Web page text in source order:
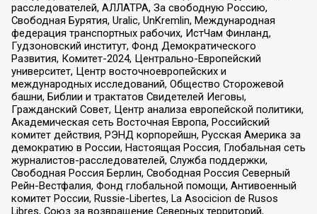
расследователей, АЛЛАТРА, За свободную Россию,
Свободная Бурятия, Uralic, UnKremlin, Международная
федерация транспортных рабочих, ИстЧам Финланд,
Гудзоновский институт, Фонд Демократического
Развития, Комитет-2024, Центрально-Европейский
университет, Центр восточноевропейских и
международных исследований, Общество Сторожевой
башни, Библии и трактатов Свидетелей Иеговы,
Гражданский Совет, Центр анализа европейской политики,
Академическая сеть Восточная Европа, Российский
комитет действия, РЭНД корпорейшн, Русская Америка за
демократию в России, Настоящая Россия, Глобальная сеть
журналистов-расследователей, Служба поддержки,
Свободная Россия Берлин, Свободная Россия Северный
Рейн-Вестфалия, Фонд глобальной помощи, Антивоенный
комитет России, Russie-Libertes, La Asocicion de Rusos
Libres, Союз за возвращение Северных территорий,